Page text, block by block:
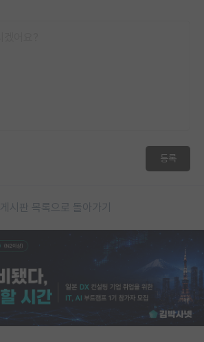
등록
게시판 목록으로 돌아가기